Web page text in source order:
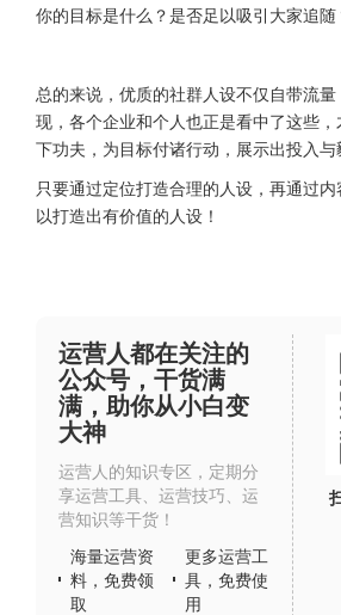
你的目标是什么？是否足以吸引大家追随
总的来说，优质的社群人设不仅自带流
现，各个企业和个人也正是看中了这些
下功夫，为目标付诸行动，展示出投入与
只要通过定位打造合理的人设，再通过
以打造出有价值的人设！
运营人都在关注的
公众号，干货满
满，助你从小白变
大神
运营人的知识专区，定期分
享运营工具、运营技巧、运
营知识等干货！
海量运营资
料，免费领
取
更多运营工
具，免费使
用